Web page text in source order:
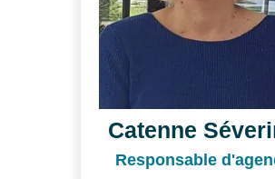
Notre Équipe
Nous Rejoindre
CONTACT
EN
Catenne
Responsable